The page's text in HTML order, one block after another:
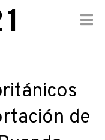
de